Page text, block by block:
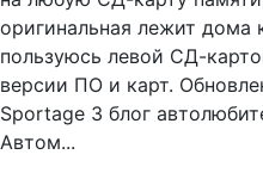
оригинальная лежит дома
пользуюсь левой СД-
версии ПО и карт.
Sportage 3 блог
Автом...